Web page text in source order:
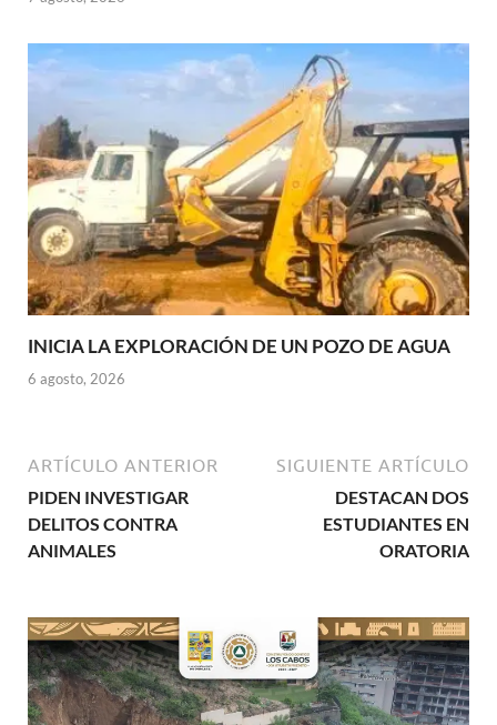
INICIA LA EXPLORACIÓN DE UN POZO DE AGUA
6 agosto, 2026
ARTÍCULO ANTERIOR
PIDEN INVESTIGAR
DELITOS CONTRA
ANIMALES
SIGUIENTE ARTÍCULO
DESTACAN DOS
ESTUDIANTES EN
ORATORIA